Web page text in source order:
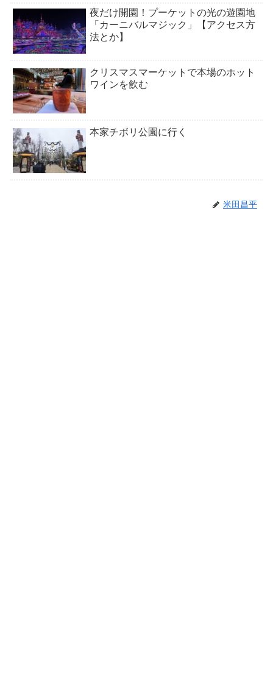
夜だけ開園！プーケットの光の遊園地
「カーニバルマジック」【アクセス方
法とか】
クリスマスマーケットで本場のホット
ワインを飲む
本家チボリ公園に行く
米田昌平